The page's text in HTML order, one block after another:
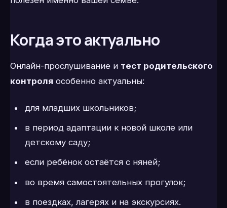
Когда это актуально
Онлайн-прослушивание и тест родительского
контроля особенно актуальны:
для младших школьников;
в период адаптации к новой школе или
детскому саду;
если ребёнок остаётся с няней;
во время самостоятельных прогулок;
в поездках, лагерях и на экскурсиях.